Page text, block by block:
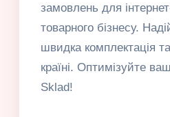
замовлень для
товарного бізнесу.
швидка комплектація
країні. Оптимізуйте
Sklad!